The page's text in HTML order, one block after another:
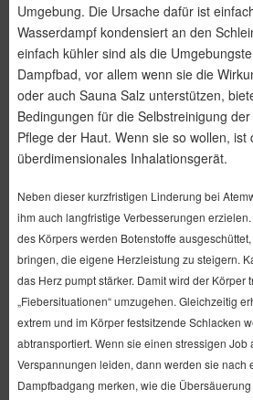
Umgebung. Die Ursache dafür ist
Wasserdampf kondensiert an den
einfach kühler sind als die
Dampfbad, vor allem wenn sie die
oder auch Sauna Salz unterstützen,
Bedingungen für die Selbstreinigung
Pflege der Haut. Wenn sie so wollen, ist
überdimensionales Inhalationsgerät.
Neben dieser kurzfristigen Linderung bei
ihm auch langfristige Verbesserungen
des Körpers werden Botenstoffe
bringen, die eigene Herzleistung zu steigern.
das Herz pumpt stärker. Damit wird der Körper
„Fiebersituationen“ umzugehen. Gleichzeitig
extrem und im Körper festsitzende Schlacken
abtransportiert. Wenn sie einen stressigen Job
Verspannungen leiden, dann werden sie nach
Dampfbadgang merken, wie die